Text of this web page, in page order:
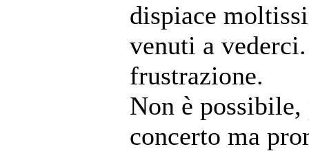
dispiace
venuti a
frustrazione.
Non è
concerto ma